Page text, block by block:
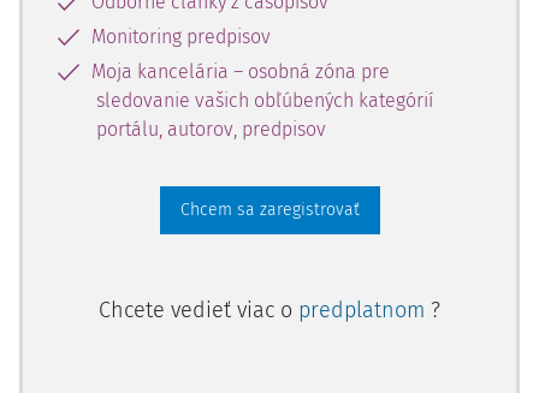
Monitoring predpisov
Moja kancelária – osobná zóna pre
sledovanie vašich obľúbených kategórií
portálu, autorov, predpisov
Chcem sa zaregistrovať
Chcete vedieť viac o predplatnom ?